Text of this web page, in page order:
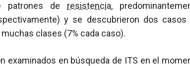
patrones de resistencia,
y se descubrieron dos casos
clases (7% cada caso).
examinados en búsqueda de ITS en el